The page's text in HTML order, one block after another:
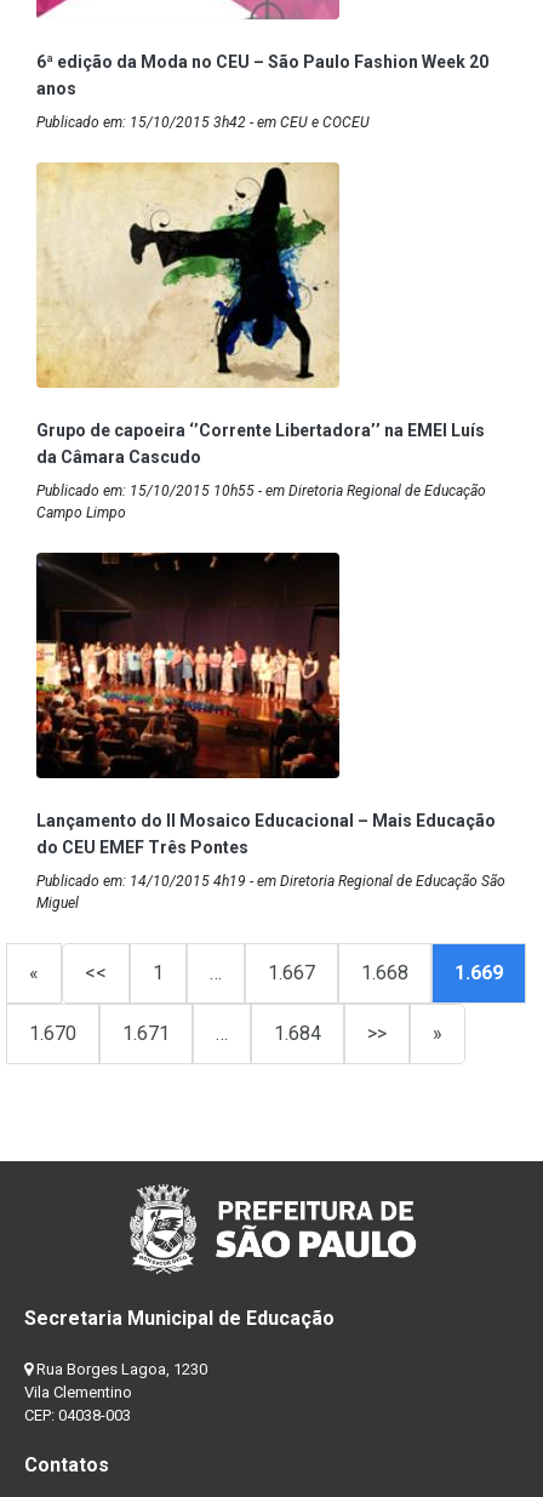
6ª edição da Moda no CEU – São Paulo Fashion Week 20
anos
Publicado em: 15/10/2015 3h42 - em CEU e COCEU
Grupo de capoeira ‘’Corrente Libertadora’’ na EMEI Luís
da Câmara Cascudo
Publicado em: 15/10/2015 10h55 - em Diretoria Regional de Educação
Campo Limpo
Lançamento do II Mosaico Educacional – Mais Educação
do CEU EMEF Três Pontes
Publicado em: 14/10/2015 4h19 - em Diretoria Regional de Educação São
Miguel
« << 1 … 1.667 1.668 1.669
1.670 1.671 … 1.684 >> »
Secretaria Municipal de Educação
Rua Borges Lagoa, 1230
Vila Clementino
CEP: 04038-003
Contatos